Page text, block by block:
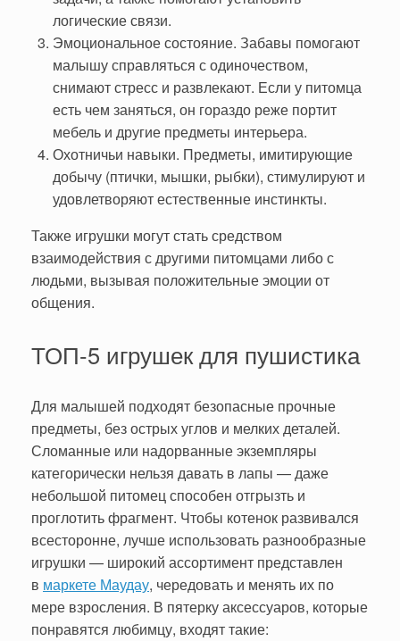
логические связи.
Эмоциональное состояние. Забавы помогают
малышу справляться с одиночеством,
снимают стресс и развлекают. Если у питомца
есть чем заняться, он гораздо реже портит
мебель и другие предметы интерьера.
Охотничьи навыки. Предметы, имитирующие
добычу (птички, мышки, рыбки), стимулируют и
удовлетворяют естественные инстинкты.
Также игрушки могут стать средством
взаимодействия с другими питомцами либо с
людьми, вызывая положительные эмоции от
общения.
ТОП-5 игрушек для пушистика
Для малышей подходят безопасные прочные
предметы, без острых углов и мелких деталей.
Сломанные или надорванные экземпляры
категорически нельзя давать в лапы — даже
небольшой питомец способен отгрызть и
проглотить фрагмент. Чтобы котенок развивался
всесторонне, лучше использовать разнообразные
игрушки — широкий ассортимент представлен
в маркете Маудау, чередовать и менять их по
мере взросления. В пятерку аксессуаров, которые
понравятся любимцу, входят такие: